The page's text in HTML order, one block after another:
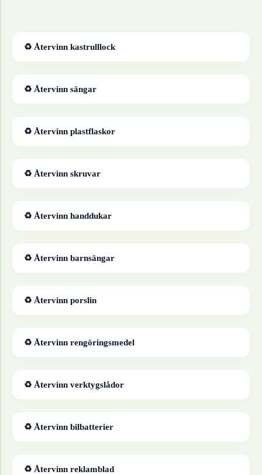
♻ Återvinn kastrulllock
♻ Återvinn sängar
♻ Återvinn plastflaskor
♻ Återvinn skruvar
♻ Återvinn handdukar
♻ Återvinn barnsängar
♻ Återvinn porslin
♻ Återvinn rengöringsmedel
♻ Återvinn verktygslådor
♻ Återvinn bilbatterier
♻ Återvinn reklamblad